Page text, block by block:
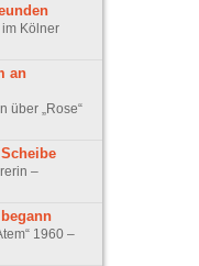
im Kölner
an
über „Rose“
–
1960 –